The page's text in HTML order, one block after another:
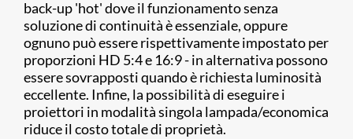
back-up 'hot' dove il funzionamento senza
soluzione di continuità è essenziale, oppure
ognuno può essere rispettivamente impostato per
proporzioni HD 5:4 e 16:9 - in alternativa possono
essere sovrapposti quando è richiesta luminosità
eccellente. Infine, la possibilità di eseguire i
proiettori in modalità singola lampada/economica
riduce il costo totale di proprietà.